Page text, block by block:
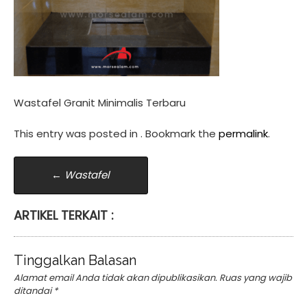
Wastafel Granit Minimalis Terbaru
This entry was posted in . Bookmark the permalink.
Post
navigation
← Wastafel
ARTIKEL TERKAIT :
Tinggalkan Balasan
Alamat email Anda tidak akan dipublikasikan. Ruas yang wajib
ditandai*